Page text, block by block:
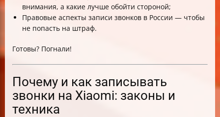
внимания, а какие лучше обойти стороной;
Правовые аспекты записи звонков в России — чтобы
не попасть на штраф.
Готовы? Погнали!
Почему и как записывать
звонки на Xiaomi: законы и
техника